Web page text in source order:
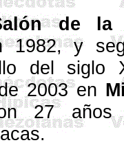
de la
1982, y
del
2003 en
27